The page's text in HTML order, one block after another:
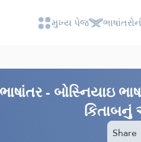
મુખ્ય પેજ
- બોસ્નિયાઇ
કિતાબનું
Share